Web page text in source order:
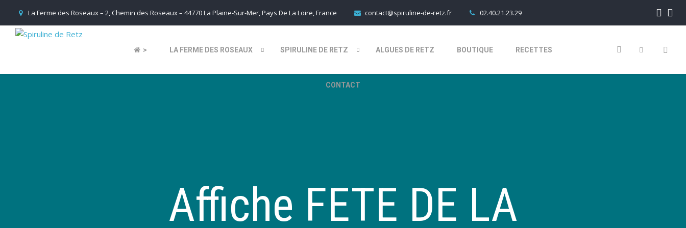
La Ferme des Roseaux – 2, Chemin des Roseaux – 44770 La Plaine-Sur-Mer, Pays De La Loire, France contact@spiruline-de-retz.fr 02.40.21.23.29
> LA FERME DES ROSEAUX SPIRULINE DE RETZ ALGUES DE RETZ BOUTIQUE RECETTES
CONTACT
Affiche FETE DE LA